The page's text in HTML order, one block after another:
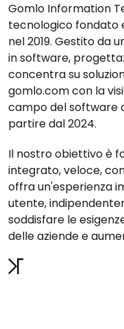
Gomlo Information
tecnologico fondato
nel 2019. Gestito da
in software,
concentra su
gomlo.com con la
campo del software
partire dal 2024.
Il nostro obiettivo è
integrato, veloce,
offra un'esperienza
utente,
soddisfare le
delle aziende e